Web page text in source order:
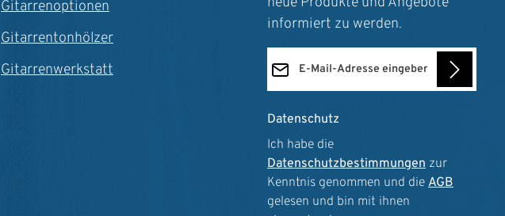
Gitarrenoptionen
Gitarrentonhölzer
Gitarrenwerkstatt
informiert zu werden.
Datenschutz
Ich habe die
Datenschutzbestimmungen zur
Kenntnis genommen und die AGB
gelesen und bin mit ihnen